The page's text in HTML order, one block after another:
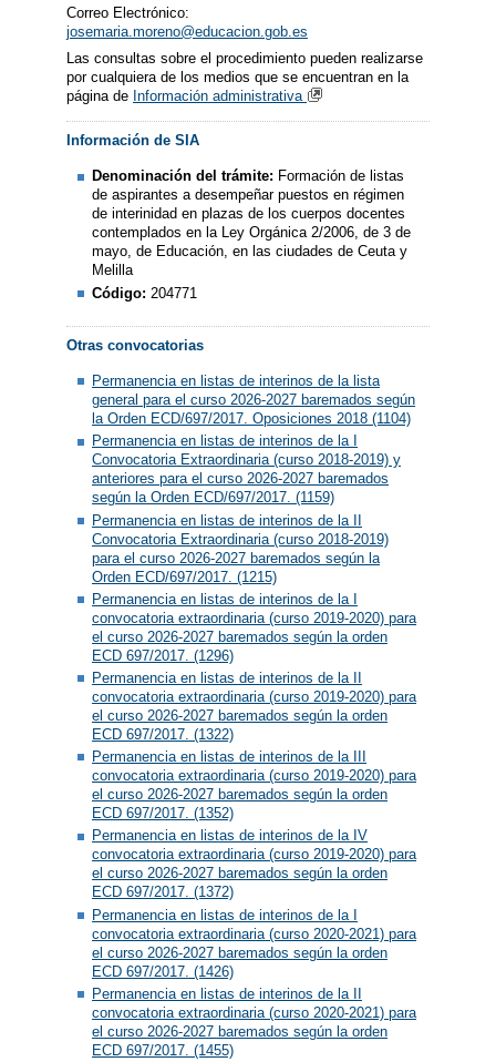
Correo Electrónico:
josemaria.moreno@educacion.gob.es
Las consultas sobre el procedimiento pueden realizarse
por cualquiera de los medios que se encuentran en la
página de Información administrativa
Información de SIA
Denominación del trámite: Formación de listas
de aspirantes a desempeñar puestos en régimen
de interinidad en plazas de los cuerpos docentes
contemplados en la Ley Orgánica 2/2006, de 3 de
mayo, de Educación, en las ciudades de Ceuta y
Melilla
Código: 204771
Otras convocatorias
Permanencia en listas de interinos de la lista
general para el curso 2026-2027 baremados según
la Orden ECD/697/2017. Oposiciones 2018 (1104)
Permanencia en listas de interinos de la I
Convocatoria Extraordinaria (curso 2018-2019) y
anteriores para el curso 2026-2027 baremados
según la Orden ECD/697/2017. (1159)
Permanencia en listas de interinos de la II
Convocatoria Extraordinaria (curso 2018-2019)
para el curso 2026-2027 baremados según la
Orden ECD/697/2017. (1215)
Permanencia en listas de interinos de la I
convocatoria extraordinaria (curso 2019-2020) para
el curso 2026-2027 baremados según la orden
ECD 697/2017. (1296)
Permanencia en listas de interinos de la II
convocatoria extraordinaria (curso 2019-2020) para
el curso 2026-2027 baremados según la orden
ECD 697/2017. (1322)
Permanencia en listas de interinos de la III
convocatoria extraordinaria (curso 2019-2020) para
el curso 2026-2027 baremados según la orden
ECD 697/2017. (1352)
Permanencia en listas de interinos de la IV
convocatoria extraordinaria (curso 2019-2020) para
el curso 2026-2027 baremados según la orden
ECD 697/2017. (1372)
Permanencia en listas de interinos de la I
convocatoria extraordinaria (curso 2020-2021) para
el curso 2026-2027 baremados según la orden
ECD 697/2017. (1426)
Permanencia en listas de interinos de la II
convocatoria extraordinaria (curso 2020-2021) para
el curso 2026-2027 baremados según la orden
ECD 697/2017. (1455)